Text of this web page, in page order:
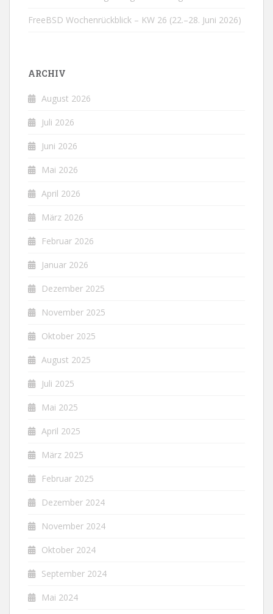
FreeBSD Wochenrückblick – KW 26 (22.–28. Juni 2026)
ARCHIV
August 2026
Juli 2026
Juni 2026
Mai 2026
April 2026
März 2026
Februar 2026
Januar 2026
Dezember 2025
November 2025
Oktober 2025
August 2025
Juli 2025
Mai 2025
April 2025
März 2025
Februar 2025
Dezember 2024
November 2024
Oktober 2024
September 2024
Mai 2024